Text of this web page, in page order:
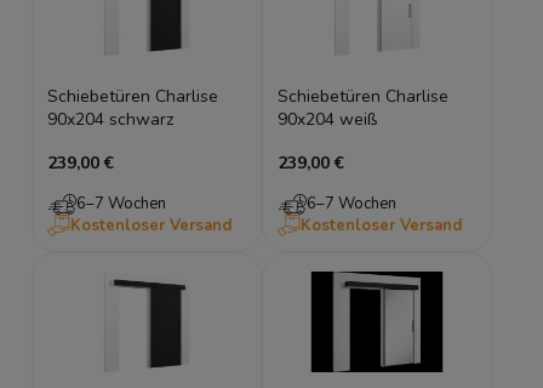
Schiebetüren Charlise
90x204 schwarz
239,00 €
6–7 Wochen
Kostenloser Versand
Schiebetüren Charlise
90x204 weiß
239,00 €
6–7 Wochen
Kostenloser Versand